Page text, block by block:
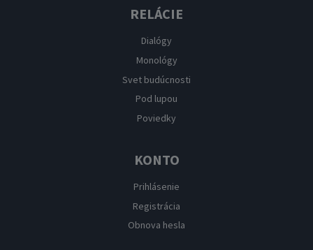
RELÁCIE
Dialógy
Monológy
Svet budúcnosti
Pod lupou
Poviedky
KONTO
Prihlásenie
Registrácia
Obnova hesla